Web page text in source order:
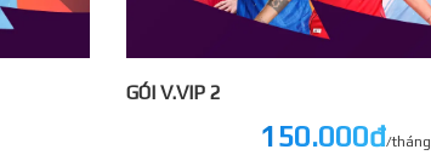
GÓI V.VIP 2
150.000đ/tháng